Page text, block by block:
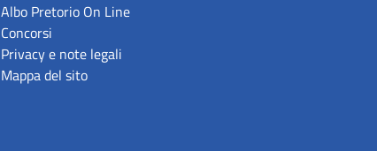
Albo Pretorio On Line
Concorsi
Privacy e note legali
Mappa del sito